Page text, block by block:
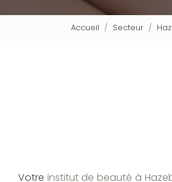
Accueil Secteur
Votre institut de beauté à